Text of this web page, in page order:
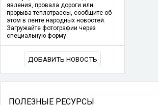
явления, провала дороги или
прорыва теплотрассы, сообщите об
этом в ленте народных новостей.
Загружайте фотографии через
специальную форму.
ДОБАВИТЬ НОВОСТЬ
ПОЛЕЗНЫЕ РЕСУРСЫ